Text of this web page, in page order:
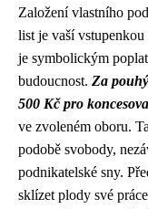
Založení vlastního
list je vaší
je symbolickým
budoucnost. Za
500 Kč pro
ve zvoleném oboru.
podobě svobody,
podnikatelské sny.
sklízet plody své